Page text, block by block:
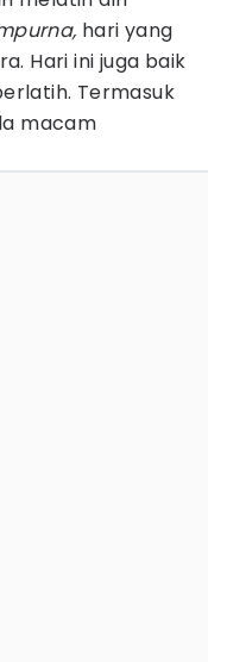
hari yang
Hari ini juga baik
Termasuk
macam